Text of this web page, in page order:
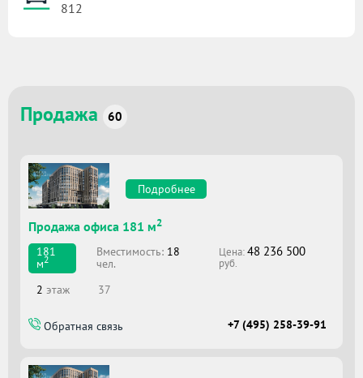
812
Продажа 60
Подробнее
Продажа офиса 181 м2
181
м2
Вместимоcть: 18
чел.
Цена:48 236 500
руб.
2 этаж 37
Обратная связь +7 (495) 258-39-91